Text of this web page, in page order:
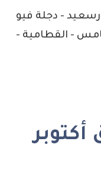
- دجلة فيو
- القطامية -
أكتوبر